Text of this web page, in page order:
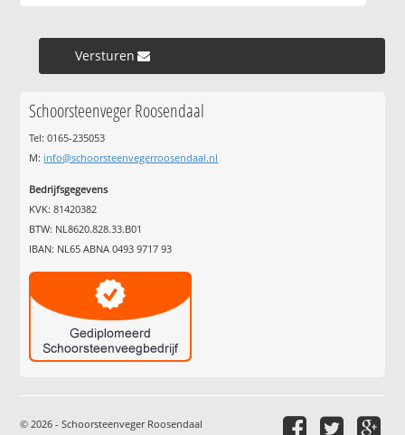
Versturen »
Schoorsteenveger Roosendaal
Tel: 0165-235053
M: info@schoorsteenvegerroosendaal.nl
Bedrijfsgegevens
KVK: 81420382
BTW: NL8620.828.33.B01
IBAN: NL65 ABNA 0493 9717 93
© 2026 - Schoorsteenveger Roosendaal